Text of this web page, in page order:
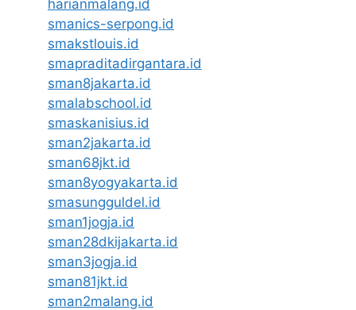
harianmalang.id
smanics-serpong.id
smakstlouis.id
smapraditadirgantara.id
sman8jakarta.id
smalabschool.id
smaskanisius.id
sman2jakarta.id
sman68jkt.id
sman8yogyakarta.id
smasungguldel.id
sman1jogja.id
sman28dkijakarta.id
sman3jogja.id
sman81jkt.id
sman2malang.id